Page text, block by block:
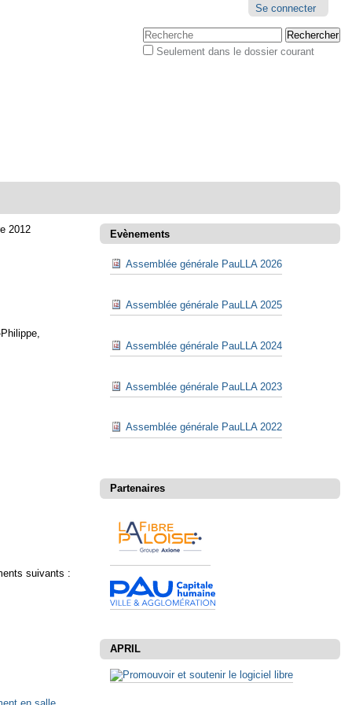
personnels
Se connecter
Chercher par
Seulement dans le dossier courant
2012
suivants :
Evènements
Assemblée générale PauLLA 2026
Assemblée générale PauLLA 2025
Assemblée générale PauLLA 2024
Assemblée générale PauLLA 2023
Assemblée générale PauLLA 2022
Partenaires
APRIL